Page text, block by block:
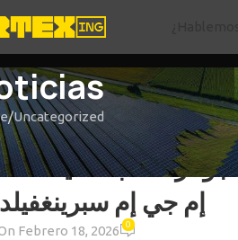
Uncategorized
جوائز ألعاب ماكينات
إم جي إم سبرينغفيلدز
Febrero 18, 2026 0